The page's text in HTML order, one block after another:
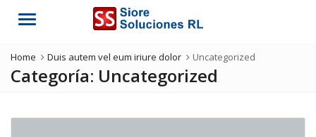
Menu
Home Duis autem vel eum iriure dolor Uncategorized
Categoría: Uncategorized